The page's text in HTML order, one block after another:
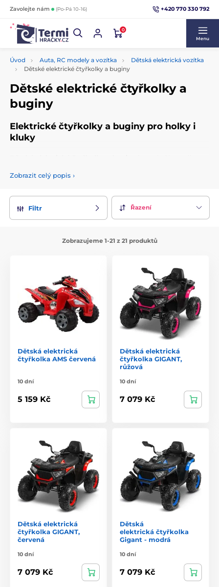
Zavolejte nám (Po-Pá 10-16) +420 770 330 792
0
Menu
Úvod Auta, RC modely a vozítka
Dětská elektrická vozítka
Dětské elektrické čtyřkolky a buginy
Dětské elektrické čtyřkolky a
buginy
Elektrické čtyřkolky a buginy pro holky i
kluky
nabízí bezpečné a zábavné projížďky, ať už na zahradě, nebo
některé modely isvětelnými či zvukovými efekty.Kluky
potěší také
elektrické traktory
, které přinášejí další
možnosti zábavy a her. Díky
realistickému designu
Zobrazit celý popis ›
Filtr Řazení
Zobrazujeme 1-21 z 21 produktů
Dětská elektrická
čtyřkolka AMS červená
10 dní
5 159 Kč
Dětská elektrická
čtyřkolka GIGANT,
růžová
10 dní
7 079 Kč
Dětská elektrická
čtyřkolka GIGANT,
červená
10 dní
7 079 Kč
Dětská
elektrická čtyřkolka
Gigant - modrá
10 dní
7 079 Kč